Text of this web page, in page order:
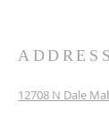
ADDRESS
12708 N Dale